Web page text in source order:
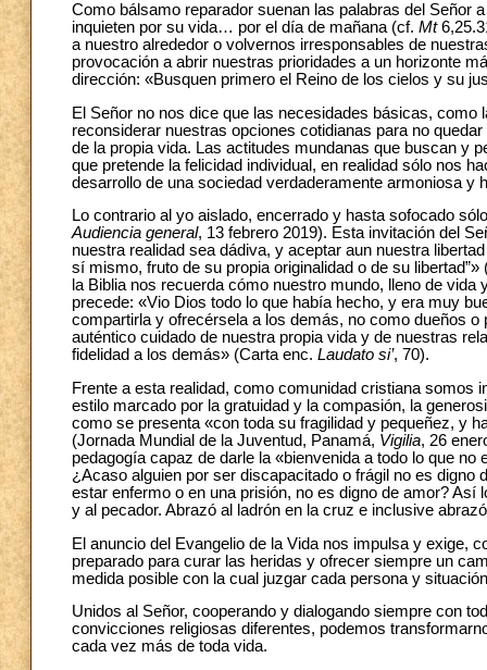
Como bálsamo reparador suenan las palabras del Señor
inquieten por su vida… por el día de mañana (cf. Mt
a nuestro alrededor o volvernos irresponsables de
provocación a abrir nuestras prioridades a un horizonte
dirección: «Busquen primero el Reino de los cielos y su
El Señor no nos dice que las necesidades básicas,
reconsiderar nuestras opciones cotidianas para no
de la propia vida. Las actitudes mundanas que buscan y
que pretende la felicidad individual, en realidad sólo nos
desarrollo de una sociedad verdaderamente armoniosa y
Lo contrario al yo aislado, encerrado y hasta sofocado
Audiencia general, 13 febrero 2019). Esta invitación del
nuestra realidad sea dádiva, y aceptar aun nuestra
sí mismo, fruto de su propia originalidad o de su
la Biblia nos recuerda cómo nuestro mundo, lleno de
precede: «Vio Dios todo lo que había hecho, y era muy
compartirla y ofrecérsela a los demás, no como dueños
auténtico cuidado de nuestra propia vida y de nuestras
fidelidad a los demás» (Carta enc. Laudato si’, 70).
Frente a esta realidad, como comunidad cristiana somos
estilo marcado por la gratuidad y la compasión, la
como se presenta «con toda su fragilidad y pequeñez, y
(Jornada Mundial de la Juventud, Panamá, Vigilia, 26
pedagogía capaz de darle la «bienvenida a todo lo que
¿Acaso alguien por ser discapacitado o frágil no es
estar enfermo o en una prisión, no es digno de amor?
y al pecador. Abrazó al ladrón en la cruz e inclusive
El anuncio del Evangelio de la Vida nos impulsa y exige,
preparado para curar las heridas y ofrecer siempre un
medida posible con la cual juzgar cada persona y
Unidos al Señor, cooperando y dialogando siempre con
convicciones religiosas diferentes, podemos
cada vez más de toda vida.